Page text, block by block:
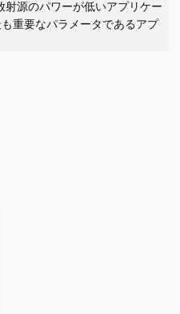
射源のパワーが低いアプリケー
重要なパラメータであるアプ